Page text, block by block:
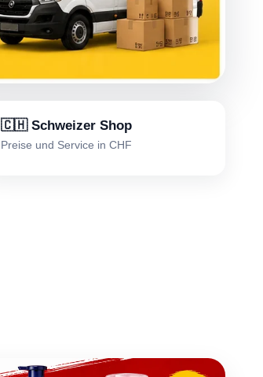
🇨🇭 Schweizer Shop
Preise und Service in CHF